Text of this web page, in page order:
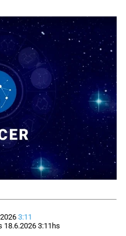
3:11
18.6.2026 3:11hs